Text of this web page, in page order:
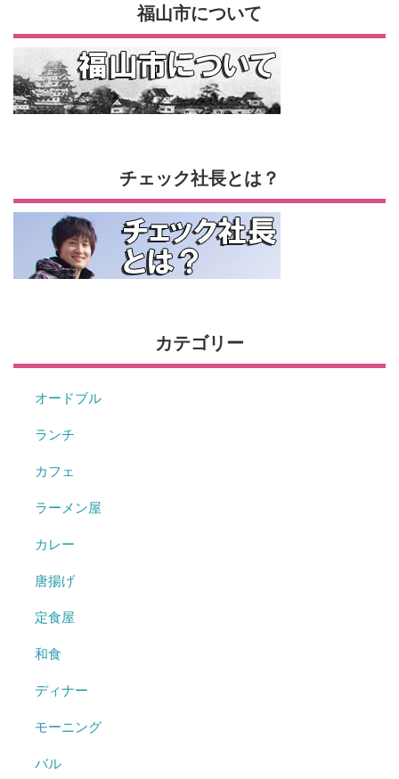
福山市について
チェック社長とは？
カテゴリー
オードブル
ランチ
カフェ
ラーメン屋
カレー
唐揚げ
定食屋
和食
ディナー
モーニング
バル